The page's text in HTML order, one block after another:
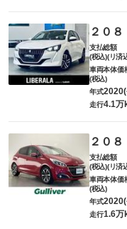
２０８
支払総額
(税込)(リ済
車両本体価
(税込)
年式
走行4.1万
２０８
支払総額
(税込)(リ済
車両本体価
(税込)
年式
走行1.6万